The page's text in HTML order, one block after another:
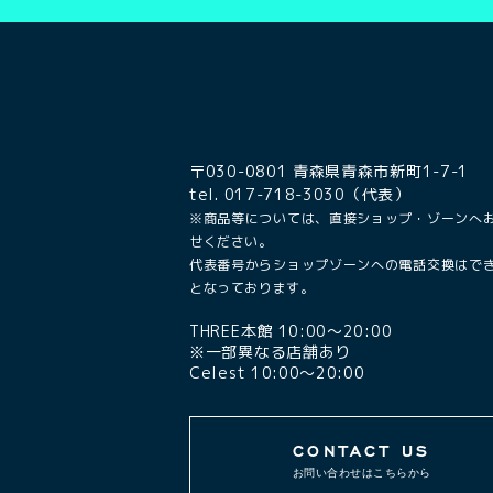
〒030-0801 青森県青森市新町1-7-1
tel. 017-718-3030（代表）
※商品等については、直接ショップ・ゾーンへ
せください。
代表番号からショップゾーンへの電話交換はで
となっております。
THREE本館 10:00〜20:00
※一部異なる店舗あり
Celest 10:00〜20:00
CONTACT US
お問い合わせはこちらから